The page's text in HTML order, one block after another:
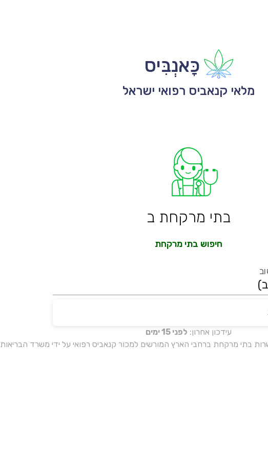
כָּאנְבִּיס
מלאי קנאביס רפואי ישראל
בתי מרקחת ב
חיפוש בתי מרקחת
עידכון אחרון: לפני 15 ימים
בתי מרקחת ברחבי הארץ המורשים למכור קנאביס רפואי על ידי משרד הבריאות